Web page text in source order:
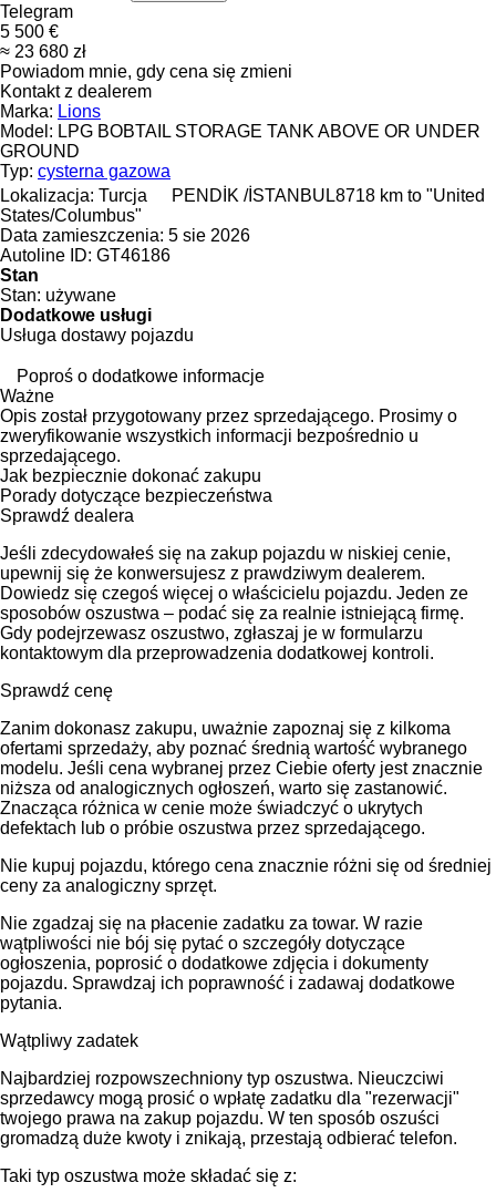
Telegram
5 500 €
≈ 23 680 zł
Powiadom mnie, gdy cena się zmieni
Kontakt z dealerem
Marka: Lions
Model: LPG BOBTAIL STORAGE TANK ABOVE OR UNDER
GROUND
Typ: cysterna gazowa
Lokalizacja: Turcja PENDİK /İSTANBUL8718 km to "United
States/Columbus"
Data zamieszczenia: 5 sie 2026
Autoline ID: GT46186
Stan
Stan: używane
Dodatkowe usługi
Usługa dostawy pojazdu
Poproś o dodatkowe informacje
Ważne
Opis został przygotowany przez sprzedającego. Prosimy o
zweryfikowanie wszystkich informacji bezpośrednio u
sprzedającego.
Jak bezpiecznie dokonać zakupu
Porady dotyczące bezpieczeństwa
Sprawdź dealera
Jeśli zdecydowałeś się na zakup pojazdu w niskiej cenie,
upewnij się że konwersujesz z prawdziwym dealerem.
Dowiedz się czegoś więcej o właścicielu pojazdu. Jeden ze
sposobów oszustwa – podać się za realnie istniejącą firmę.
Gdy podejrzewasz oszustwo, zgłaszaj je w formularzu
kontaktowym dla przeprowadzenia dodatkowej kontroli.
Sprawdź cenę
Zanim dokonasz zakupu, uważnie zapoznaj się z kilkoma
ofertami sprzedaży, aby poznać średnią wartość wybranego
modelu. Jeśli cena wybranej przez Ciebie oferty jest znacznie
niższa od analogicznych ogłoszeń, warto się zastanowić.
Znacząca różnica w cenie może świadczyć o ukrytych
defektach lub o próbie oszustwa przez sprzedającego.
Nie kupuj pojazdu, którego cena znacznie różni się od średniej
ceny za analogiczny sprzęt.
Nie zgadzaj się na płacenie zadatku za towar. W razie
wątpliwości nie bój się pytać o szczegóły dotyczące
ogłoszenia, poprosić o dodatkowe zdjęcia i dokumenty
pojazdu. Sprawdzaj ich poprawność i zadawaj dodatkowe
pytania.
Wątpliwy zadatek
Najbardziej rozpowszechniony typ oszustwa. Nieuczciwi
sprzedawcy mogą prosić o wpłatę zadatku dla "rezerwacji"
twojego prawa na zakup pojazdu. W ten sposób oszuści
gromadzą duże kwoty i znikają, przestają odbierać telefon.
Taki typ oszustwa może składać się z: